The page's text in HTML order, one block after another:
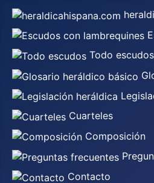
Todo escudos
Cuarteles
Composición
Contacto